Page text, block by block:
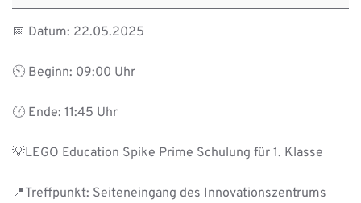
📅 Datum: 22.05.2025
🕙 Beginn: 09:00 Uhr
🕜 Ende: 11:45 Uhr
💡LEGO Education Spike Prime Schulung für 1. Klasse
📍Treffpunkt: Seiteneingang des Innovationszentrums